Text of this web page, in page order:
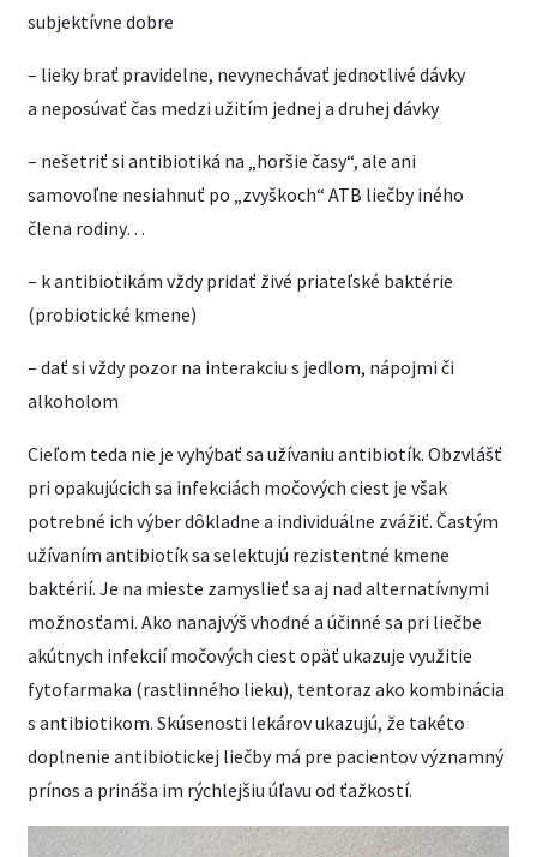
subjektívne dobre
– lieky brať pravidelne, nevynechávať jednotlivé dávky
a neposúvať čas medzi užitím jednej a druhej dávky
– nešetriť si antibiotiká na „horšie časy“, ale ani
samovoľne nesiahnuť po „zvyškoch“ ATB liečby iného
člena rodiny…
– k antibiotikám vždy pridať živé priateľské baktérie
(probiotické kmene)
– dať si vždy pozor na interakciu s jedlom, nápojmi či
alkoholom
Cieľom teda nie je vyhýbať sa užívaniu antibiotík. Obzvlášť
pri opakujúcich sa infekciách močových ciest je však
potrebné ich výber dôkladne a individuálne zvážiť. Častým
užívaním antibiotík sa selektujú rezistentné kmene
baktérií. Je na mieste zamyslieť sa aj nad alternatívnymi
možnosťami. Ako nanajvýš vhodné a účinné sa pri liečbe
akútnych infekcií močových ciest opäť ukazuje využitie
fytofarmaka (rastlinného lieku), tentoraz ako kombinácia
s antibiotikom. Skúsenosti lekárov ukazujú, že takéto
doplnenie antibiotickej liečby má pre pacientov významný
prínos a prináša im rýchlejšiu úľavu od ťažkostí.